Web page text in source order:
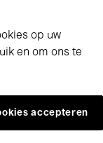
op uw
en om ons te
accepteren